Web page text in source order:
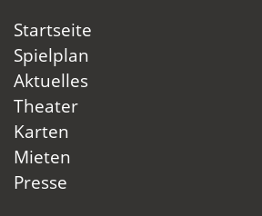
Startseite
Spielplan
Aktuelles
Theater
Karten
Mieten
Presse